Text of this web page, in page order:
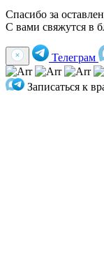
Спасибо за
С вами свяжутся в
Телеграм
Записаться к